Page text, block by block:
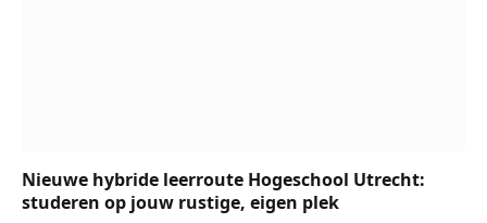
Nieuwe hybride leerroute Hogeschool Utrecht:
studeren op jouw rustige, eigen plek